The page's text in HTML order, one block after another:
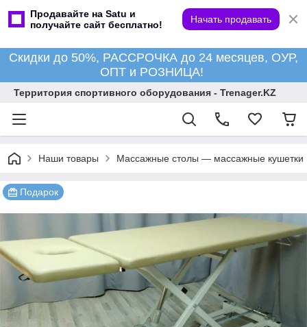
Продавайте на Satu и
получайте сайт бесплатно!
Начать продавать
Скидки до 50%, РАССРОЧКА до 24 месяцев, ОУР,
ОПТ и РОЗНИЦА!
Территория спортивного оборудования - Trenager.KZ
Наши товары Массажные столы — массажные кушетки
Подарок